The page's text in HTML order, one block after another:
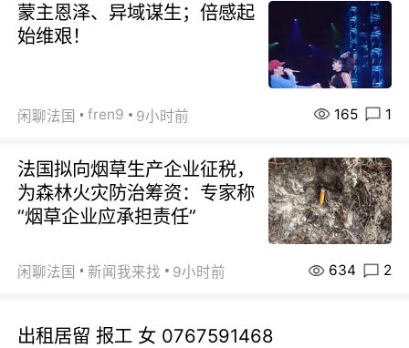
蒙主恩泽、异域谋生；倍感起
始维艰！
闲聊法国 fren9 9小时前 165 1
法国拟向烟草生产企业征税，
为森林火灾防治筹资：专家称
“烟草企业应承担责任”
闲聊法国 新闻我来找 9小时前 634 2
出租居留 报工 女 0767591468